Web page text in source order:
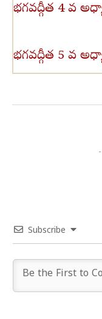
భగవద్గీత 4 వ
భగవద్గీత 5 వ
Subscribe